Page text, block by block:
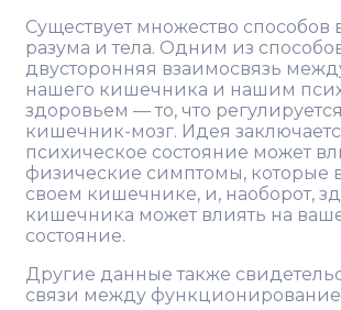
Существует множество способов
разума и тела. Одним из
двусторонняя взаимосвязь
нашего кишечника и нашим
здоровьем — то, что
кишечник-мозг. Идея
психическое состояние может
физические симптомы, которые
своем кишечнике, и, наоборот,
кишечника может влиять на
состояние.
Другие данные также
связи между